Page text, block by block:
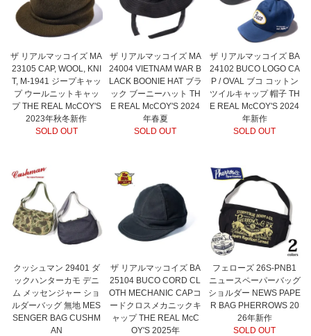
ザ リアルマッコイズ MA
23105 CAP, WOOL, KNI
T, M-1941 ジープキャッ
プ ウールニットキャッ
プ THE REAL McCOY'S
2023年秋冬新作
SOLD OUT
ザ リアルマッコイズ MA
24004 VIETNAM WAR B
LACK BOONIE HAT ブラ
ック ブーニーハット TH
E REAL McCOY'S 2024
年春夏
SOLD OUT
ザ リアルマッコイズ BA
24102 BUCO LOGO CA
P / OVAL ブコ コットン
ツイルキャップ 帽子 TH
E REAL McCOY'S 2024
年新作
SOLD OUT
クッシュマン 29401 ダ
ックハンターカモ デニ
ム メッセンジャー ショ
ルダーバッグ 無地 MES
SENGER BAG CUSHM
AN
ザ リアルマッコイズ BA
25104 BUCO CORD CL
OTH MECHANIC CAPコ
ードクロスメカニックキ
ャップ THE REAL McC
OY'S 2025年
フェローズ 26S-PNB1
ニュースペーパーバッグ
ショルダー NEWS PAPE
R BAG PHERROWS 20
26年新作
SOLD OUT